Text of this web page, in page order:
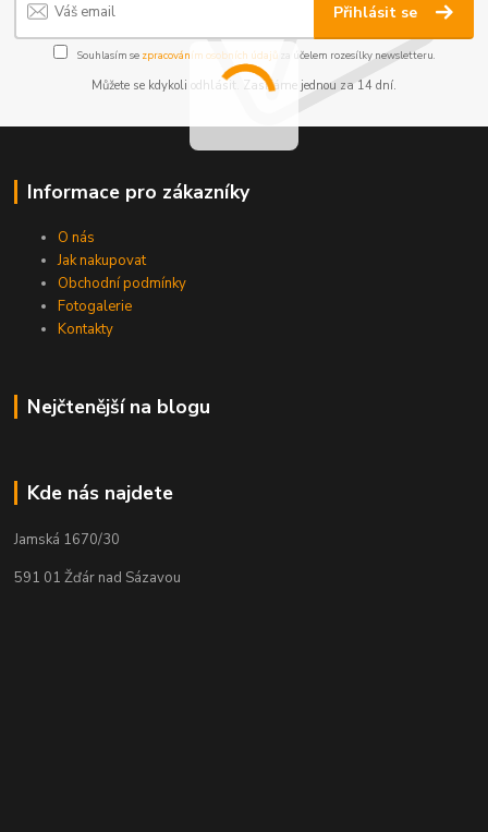
Přihlásit se
Souhlasím se zpracováním osobních údajůza účelem rozesílky newsletteru.
Můžete se kdykoli odhlásit. Zasíláme jednou za 14 dní.
Informace pro zákazníky
O nás
Jak nakupovat
Obchodní podmínky
Fotogalerie
Kontakty
Nejčtenější na blogu
Kde nás najdete
Jamská 1670/30
591 01 Žďár nad Sázavou